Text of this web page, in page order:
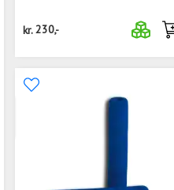
kr.230,-